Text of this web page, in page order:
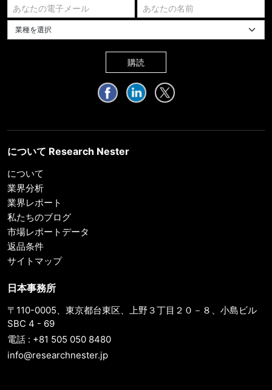
業種を選択してください
購読
について Research Nester
について
業界分析
業界レポート
私たちのブログ
市場レポートデータ
返品条件
サイトマップ
日本事務所
〒110-0005、東京都台東区、上野３丁目２０－８、小島ビル
SBC 4 - 69
電話 : +81 505 050 8480
info@researchnester.jp